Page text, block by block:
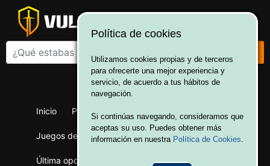
¡Bienvenido a Vulcania!
Inicio Productos Juegos de mesa
Juegos de cartas Merchandising Ofertas
Última oportunidad Wargames
Política de cookies
Utilizamos cookies propias y de terceros
para ofrecerte una mejor experiencia y
servicio, de acuerdo a tus hábitos de
navegación.
Si continúas navegando, consideramos que
aceptas su uso. Puedes obtener más
información en nuestra Política de Cookies.